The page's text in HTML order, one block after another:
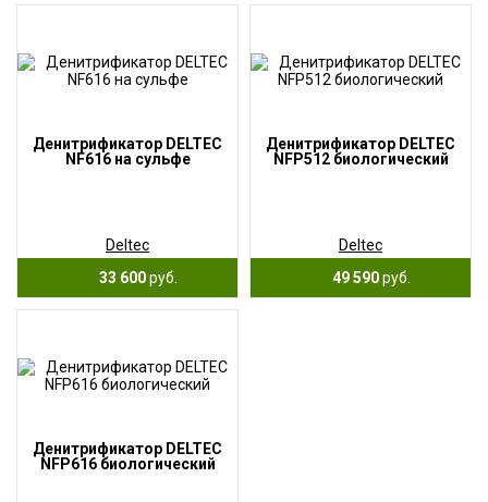
Денитрификатор DELTEC
NF616 на сульфе
Deltec
33 600руб.
Денитрификатор DELTEC
NFP512 биологический
Deltec
49 590руб.
Денитрификатор DELTEC
NFP616 биологический